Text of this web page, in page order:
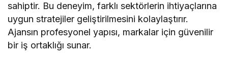
sahiptir. Bu deneyim, farklı sektörlerin ihtiyaçlarına
uygun stratejiler geliştirilmesini kolaylaştırır.
Ajansın profesyonel yapısı, markalar için güvenilir
bir iş ortaklığı sunar.